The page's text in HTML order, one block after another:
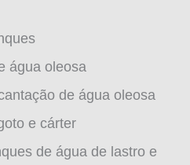
água oleosa
de água oleosa
e cárter
de água de lastro e